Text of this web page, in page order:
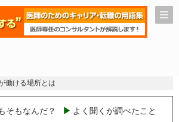
働ける場所とは
そもなんだ？
よく聞くが調べたこと